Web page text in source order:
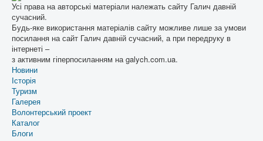
Усі права на авторські матеріали належать сайту Галич давній
сучасний.
Будь-яке використання матеріалів сайту можливе лише за умови
посилання на сайт Галич давній сучасний, а при передруку в
інтернеті –
з активним гіперпосиланням на galych.com.ua.
Новини
Історія
Туризм
Галерея
Волонтерський проект
Каталог
Блоги